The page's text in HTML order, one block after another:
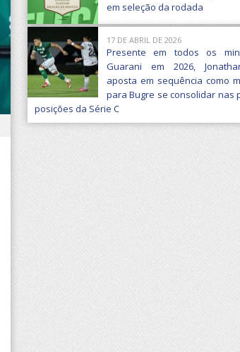
em seleção da rodada
17 DE ABRIL DE 2026
Presente em todos os
Guarani em 2026,
aposta em sequência como
para Bugre se consolidar nas
posições da Série C